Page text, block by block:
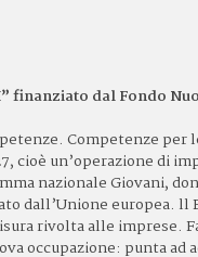
finanziato dal Fondo
Competenze per
cioè un’operazione di
nazionale Giovani,
dall’Unione europea. ll
rivolta alle imprese.
occupazione: punta ad